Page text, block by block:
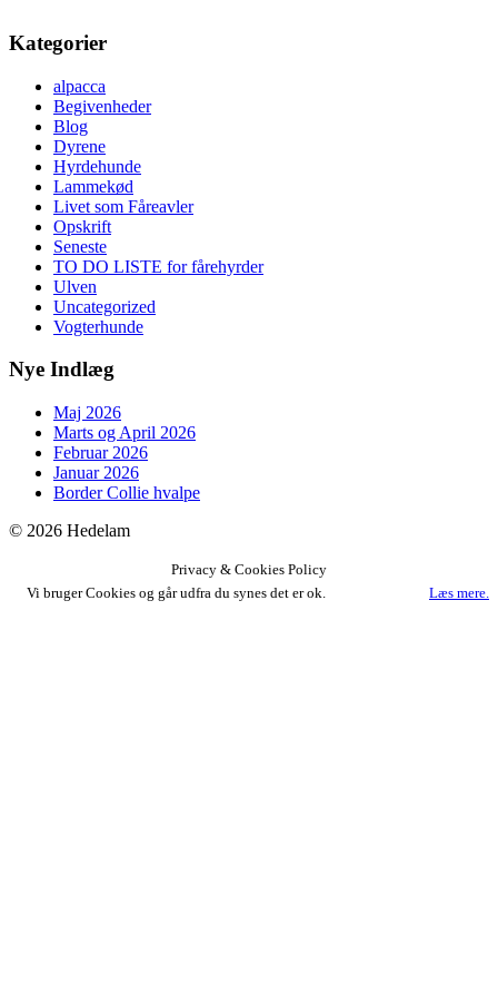
Kategorier
alpacca
Begivenheder
Blog
Dyrene
Hyrdehunde
Lammekød
Livet som Fåreavler
Opskrift
Seneste
TO DO LISTE for fårehyrder
Ulven
Uncategorized
Vogterhunde
Nye Indlæg
Maj 2026
Marts og April 2026
Februar 2026
Januar 2026
Border Collie hvalpe
© 2026 Hedelam
Vi bruger Cookies og går udfra du synes det er ok. Læs mere.
Privacy & Cookies Policy